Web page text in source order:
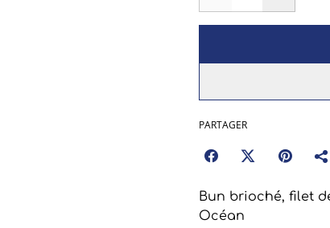
PARTAGER
Bun brioché, filet
Océan